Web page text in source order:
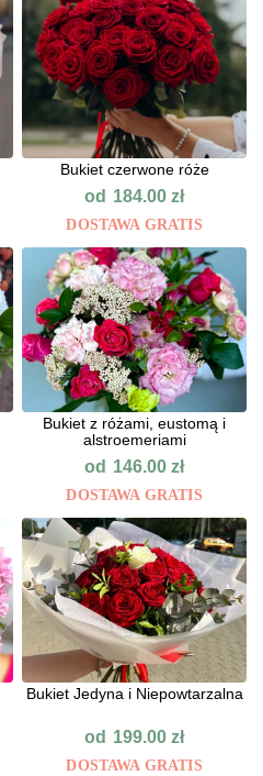
Bukiet czerwone róże
od 184.00zł
DOSTAWA GRATIS
Bukiet z różami, eustomą i
alstroemeriami
od 146.00zł
DOSTAWA GRATIS
Bukiet Jedyna i Niepowtarzalna
od 199.00zł
DOSTAWA GRATIS